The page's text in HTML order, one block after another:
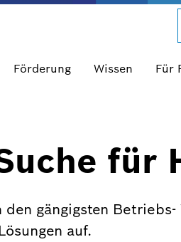
Förderung Wissen Für
für
gängigsten
auf.